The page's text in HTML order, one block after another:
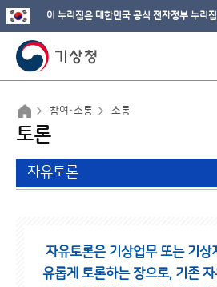
이 누리집은 대한민국 공식 전자정부 누리
참여·소통 소통
토론
자유토론
자유토론은 기상업무 또는 기상
유롭게 토론하는 장으로, 기존